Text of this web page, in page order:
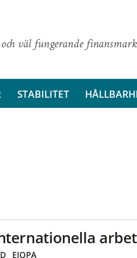
väl fungerande
STABILITET
EIOPA